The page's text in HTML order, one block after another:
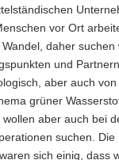
vor Ort
daher
und
aber auch
grüner
aber auch bei
suchen.
sich einig, dass